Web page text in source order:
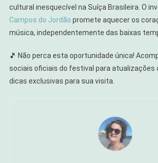
cultural inesquecível na Suíça Brasileira. O
Campos do Jordão promete aquecer os
música, independentemente das baixas
🎵 Não perca esta oportunidade única!
sociais oficiais do festival para atualizações
dicas exclusivas para sua visita.